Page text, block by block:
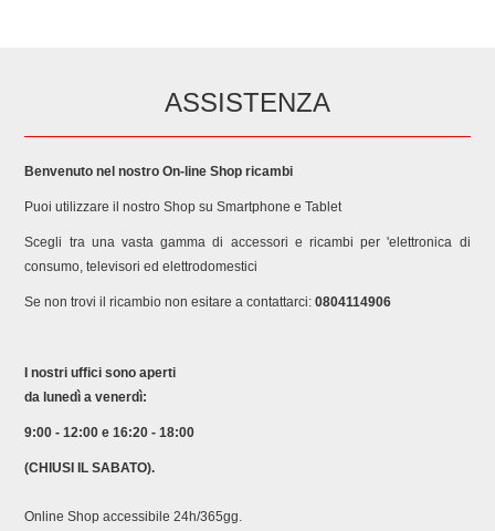
ASSISTENZA
Benvenuto nel nostro On-line Shop ricambi
Puoi utilizzare il nostro Shop su Smartphone e Tablet
Scegli tra una vasta gamma di accessori e ricambi per 'elettronica di
consumo, televisori ed elettrodomestici
Se non trovi il ricambio non esitare a contattarci:0804114906
I nostri uffici sono aperti
da lunedì a venerdì:
9:00 - 12:00 e 16:20 - 18:00
(CHIUSI IL SABATO).
Online Shop accessibile 24h/365gg.